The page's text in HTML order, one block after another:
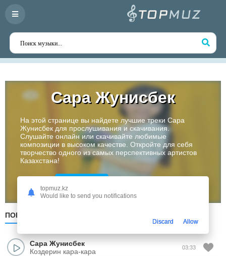
Сара Жунисбек
На этой странице вы найдете лучшие треки Сара
Жунисбек для прослушивания и скачивания.
Слушайте онлайн или скачивайте любимые
композиции в высоком качестве. Откройте для себя
творчество одного из самых перспективных артистов
Казахстана!
ПОПУЛЯРНЫЕ
Сара Жунисбек
Коздерин кара-кара
03:33
topmuz.kz
Would like to send you notifications
Discard Allow